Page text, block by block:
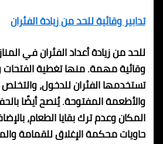
تدابير وقائية للحد من زيادة الفئران
للحد من زيادة أعداد الفئران في
وقائية مهمة. منها تغطية
تستخدمها الفئران للدخول،
والأطعمة المفتوحة. يُنصح أيضًا
المكان وعدم ترك بقايا الطعام،
حاويات محكمة الإغلاق للقمامة